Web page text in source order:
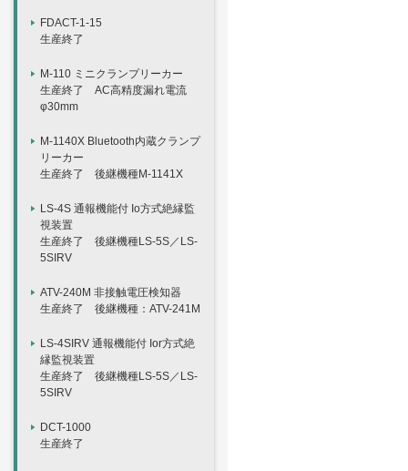
FDACT-1-15
生産終了
M-110 ミニクランプリーカー
生産終了 AC高精度漏れ電流
φ30mm
M-1140X Bluetooth内蔵クランプ
リーカー
生産終了 後継機種M-1141X
LS-4S 通報機能付 Io方式絶縁監
視装置
生産終了 後継機種LS-5S／LS-
5SIRV
ATV-240M 非接触電圧検知器
生産終了 後継機種：ATV-241M
LS-4SIRV 通報機能付 Ior方式絶
縁監視装置
生産終了 後継機種LS-5S／LS-
5SIRV
DCT-1000
生産終了